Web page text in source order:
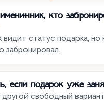
кто
видит статус подарка, но
забронировал.
если подарок уже
свободный